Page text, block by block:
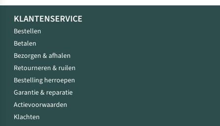
KLANTENSERVICE
Bestellen
Betalen
Bezorgen & afhalen
Retourneren & ruilen
Bestelling herroepen
Garantie & reparatie
Actievoorwaarden
Klachten